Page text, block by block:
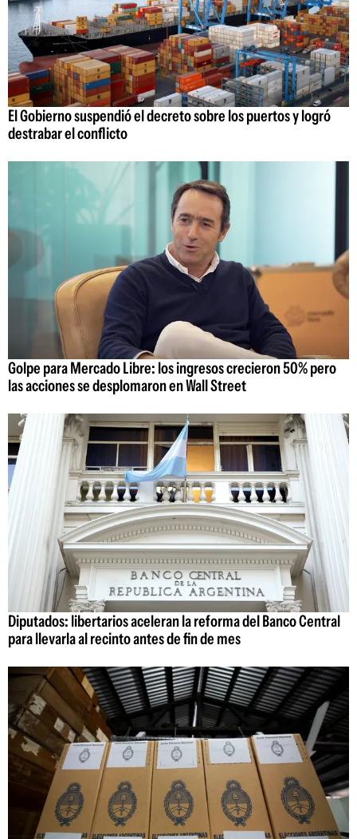
El Gobierno suspendió el decreto sobre los puertos y logró
destrabar el conflicto
Golpe para Mercado Libre: los ingresos crecieron 50% pero
las acciones se desplomaron en Wall Street
Diputados: libertarios aceleran la reforma del Banco Central
para llevarla al recinto antes de fin de mes